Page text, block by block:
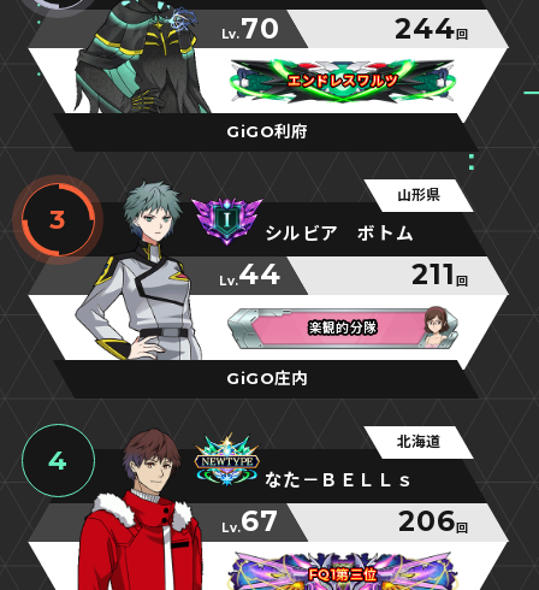
Lv.70 244 回
エンドレスワルツ
エンドレスワルツ
エンドレスワルツ
GiGO利府
3
山形県
シルビア ボトム
Lv.44 211 回
楽観的分隊
楽観的分隊
楽観的分隊
GiGO庄内
4
北海道
なた－ＢＥＬＬｓ
Lv.67 206 回
FQ1第三位
FQ1第三位
FQ1第三位